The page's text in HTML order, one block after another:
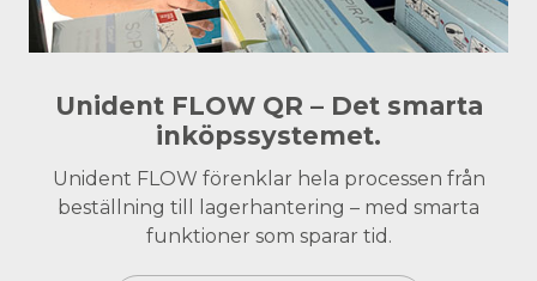
Unident FLOW QR – Det smarta
inköpssystemet.
Unident FLOW förenklar hela processen från
beställning till lagerhantering – med smarta
funktioner som sparar tid.